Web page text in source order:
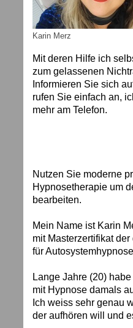
Karin Merz
Mit deren Hilfe ich
zum gelassenen
Informieren Sie sich
rufen Sie einfach an,
mehr am Telefon.
Nutzen Sie moderne
Hypnosetherapie um
bearbeiten.
Mein Name ist Karin
mit Masterzertifikat
für
Lange Jahre (20)
mit Hypnose damals
Ich weiss sehr genau
der aufhören will und